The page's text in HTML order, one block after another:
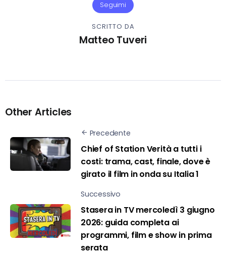
Seguimi
SCRITTO DA
Matteo Tuveri
Other Articles
Precedente
Chief of Station Verità a tutti i
costi: trama, cast, finale, dove è
girato il film in onda su Italia 1
Successivo
Stasera in TV mercoledì 3 giugno
2026: guida completa ai
programmi, film e show in prima
serata